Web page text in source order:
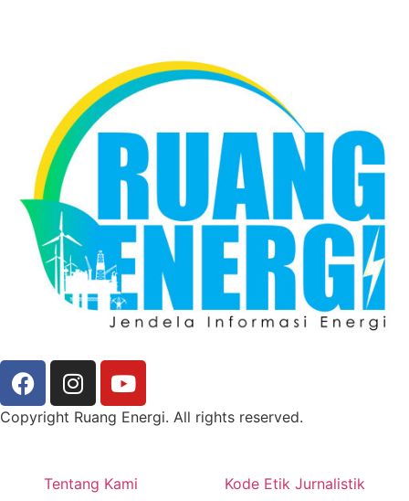
Copyright Ruang Energi. All rights reserved.
Tentang Kami Kode Etik Jurnalistik